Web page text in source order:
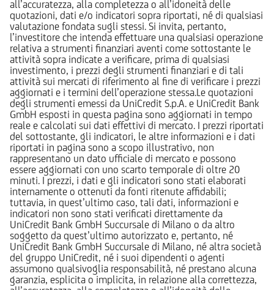
all’accuratezza, alla completezza o all’idoneità delle
quotazioni, dati e/o indicatori sopra riportati, né di qualsiasi
valutazione fondata sugli stessi. Si invita, pertanto,
l’investitore che intenda effettuare una qualsiasi operazione
relativa a strumenti finanziari aventi come sottostante le
attività sopra indicate a verificare, prima di qualsiasi
investimento, i prezzi degli strumenti finanziari e di tali
attività sui mercati di riferimento al fine di verificare i prezzi
aggiornati e i termini dell’operazione stessa.Le quotazioni
degli strumenti emessi da UniCredit S.p.A. e UniCredit Bank
GmbH esposti in questa pagina sono aggiornati in tempo
reale e calcolati sui dati effettivi di mercato. I prezzi riportati
del sottostante, gli indicatori, le altre informazioni e i dati
riportati in pagina sono a scopo illustrativo, non
rappresentano un dato ufficiale di mercato e possono
essere aggiornati con uno scarto temporale di oltre 20
minuti. I prezzi, i dati e gli indicatori sono stati elaborati
internamente o ottenuti da fonti ritenute affidabili;
tuttavia, in quest’ultimo caso, tali dati, informazioni e
indicatori non sono stati verificati direttamente da
UniCredit Bank GmbH Succursale di Milano o da altro
soggetto da quest’ultimo autorizzato e, pertanto, né
UniCredit Bank GmbH Succursale di Milano, né altra società
del gruppo UniCredit, né i suoi dipendenti o agenti
assumono qualsivoglia responsabilità, né prestano alcuna
garanzia, esplicita o implicita, in relazione alla correttezza,